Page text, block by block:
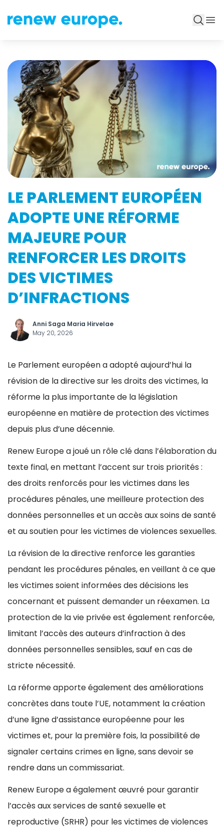
LE PARLEMENT EUROPÉEN
ADOPTE UNE RÉFORME
MAJEURE POUR
RENFORCER LES DROITS
DES VICTIMES
D’INFRACTIONS
Anni Saga Maria Hirvelae
May 20, 2026
Le Parlement européen a adopté aujourd’hui la
révision de la directive sur les droits des victimes, la
réforme la plus importante de la législation
européenne en matière de protection des victimes
depuis plus d’une décennie.
Renew Europe a joué un rôle clé dans l’élaboration du
texte final, en mettant l’accent sur trois priorités :
des droits renforcés pour les victimes dans les
procédures pénales, une meilleure protection des
données personnelles et un accès aux soins de santé
et au soutien pour les victimes de violences sexuelles.
La révision de la directive renforce les garanties
pendant les procédures pénales, en veillant à ce que
les victimes soient informées des décisions les
concernant et puissent demander un réexamen. La
protection de la vie privée est également renforcée,
limitant l’accès des auteurs d’infraction à des
données personnelles sensibles, sauf en cas de
stricte nécessité.
La réforme apporte également des améliorations
concrètes dans toute l’UE, notamment la création
d’une ligne d’assistance européenne pour les
victimes et, pour la première fois, la possibilité de
signaler certains crimes en ligne, sans devoir se
rendre dans un commissariat.
Renew Europe a également œuvré pour garantir
l’accès aux services de santé sexuelle et
reproductive (SRHR) pour les victimes de violences